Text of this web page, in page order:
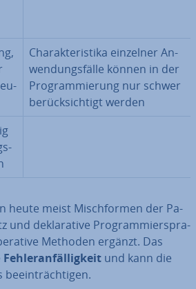
Cha­rak­te­ris­ti­ka einzelner An­
wen­dungs­fäl­le können in der
Pro­gram­mie­rung nur schwer
be­rück­sich­tigt werden
heute meist Misch­for­men der Pa­
und de­kla­ra­ti­ve Pro­gram­mier­spra­
Methoden ergänzt. Das
Feh­ler­an­fäl­lig­keit und kann die
be­ein­träch­ti­gen.